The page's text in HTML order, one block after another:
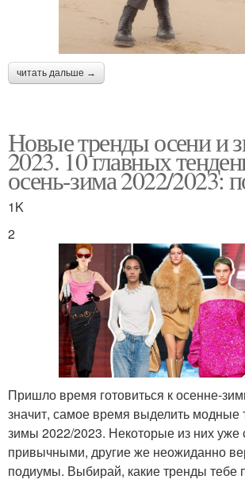
читать дальше →
Новые тренды осени и
2023. 10 главных
осень-зима 2022/2023:
1K
2
Пришло время готовиться к осенне-
значит, самое время выделить модные
зимы 2022/2023. Некоторые из них уже
привычными, другие же неожиданно
подиумы. Выбирай, какие тренды тебе